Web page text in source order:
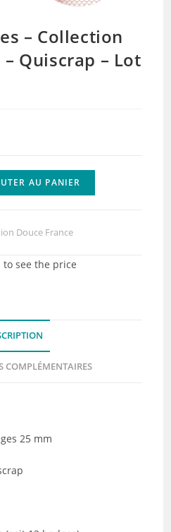
– Collection
Quiscrap – Lot
AU PANIER
Douce France
to see the price
COMPLÉMENTAIRES
25 mm